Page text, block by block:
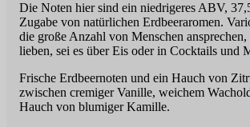
Die Noten hier sind ein niedrigeres ABV,
Zugabe von natürlichen Erdbeeraromen.
die große Anzahl von Menschen
lieben, sei es über Eis oder in Cocktails und
Frische Erdbeernoten und ein Hauch von
zwischen cremiger Vanille, weichem
Hauch von blumiger Kamille.